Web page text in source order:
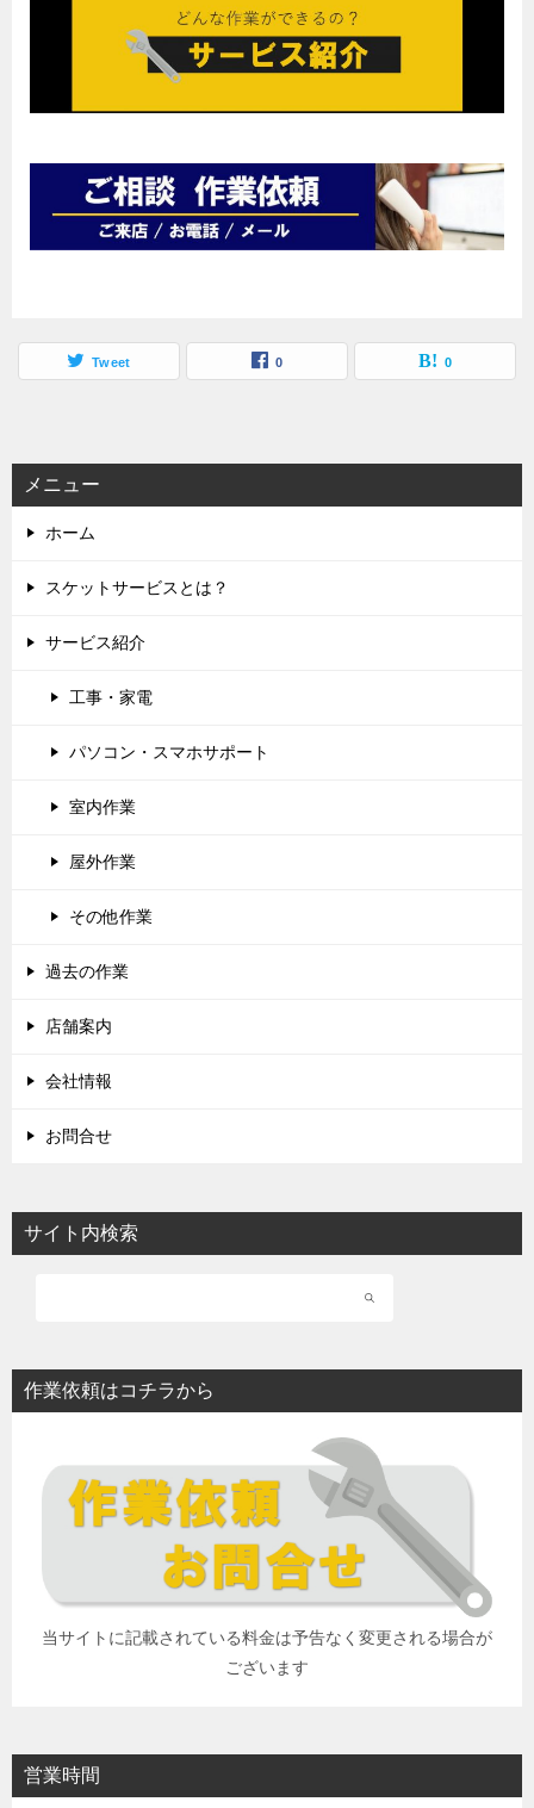
Tweet 0 0
メニュー
ホーム
スケットサービスとは？
サービス紹介
工事・家電
パソコン・スマホサポート
室内作業
屋外作業
その他作業
過去の作業
店舗案内
会社情報
お問合せ
サイト内検索
作業依頼はコチラから
当サイトに記載されている料金は予告なく変更される場合が
ございます
営業時間